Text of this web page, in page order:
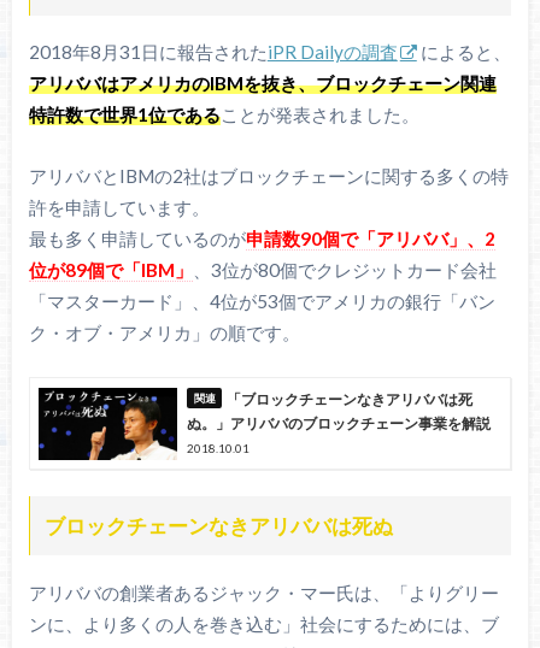
2018年8月31日に報告されたiPR Dailyの調査
によると、
アリババはアメリカのIBMを抜き、ブロックチェーン関連
特許数で世界1位であることが発表されました。
アリババとIBMの2社はブロックチェーンに関する多くの特
許を申請しています。
最も多く申請しているのが申請数90個で「アリババ」、2
位が89個で「IBM」
、3位が80個でクレジットカード会社
「マスターカード」、4位が53個でアメリカの銀行「バン
ク・オブ・アメリカ」の順です。
「ブロックチェーンなきアリババは死
ぬ。」アリババのブロックチェーン事業を解説
2018.10.01
ブロックチェーンなきアリババは死ぬ
アリババの創業者あるジャック・マー氏は、「よりグリー
ンに、より多くの人を巻き込む」社会にするためには、ブ